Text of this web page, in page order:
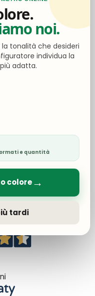
Akita
Moka
in giardino o sul
rattan in resina
perfetta per un
noi.
tonalità che desideri
individua la
più adatta.
e quantità
colore→
tardi